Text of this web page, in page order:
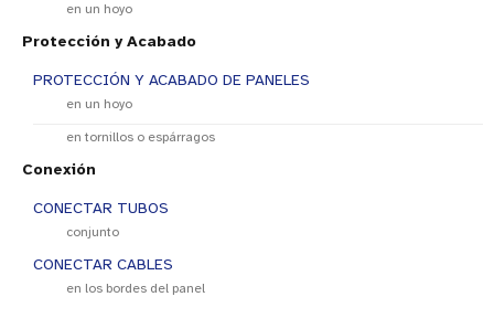
en un hoyo
Protección y Acabado
PROTECCIÓN Y ACABADO DE PANELES
en un hoyo
en tornillos o espárragos
Conexión
CONECTAR TUBOS
conjunto
CONECTAR CABLES
en los bordes del panel